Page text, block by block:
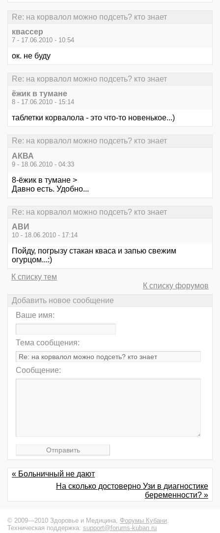
Re: на корвалол можно подсеть? кто знает
квассер
7 - 17.06.2010 - 10:54
ок. не буду
Re: на корвалол можно подсеть? кто знает
ёжик в тумане
8 - 17.06.2010 - 15:14
таблетки корвалола - это что-то новенькое...)
Re: на корвалол можно подсеть? кто знает
АКВА
9 - 18.06.2010 - 04:33
8-ёжик в тумане >
Давно есть. Удобно...
Re: на корвалол можно подсеть? кто знает
АВИ
10 - 18.06.2010 - 17:14
Пойду, погрызу стакан кваса и запью свежим
огурцом...:)
К списку тем
К списку форумов
Добавить новое сообщение
Ваше имя:
Тема сообщения:
Сообщение:
« Больничный не дают
На сколько достоверно Узи в диагностике
беременности? »
© 2009—2010 Здоровье и Медицина, Форумы Кубани.
Техническая поддержка: support@forums-kuban.ru